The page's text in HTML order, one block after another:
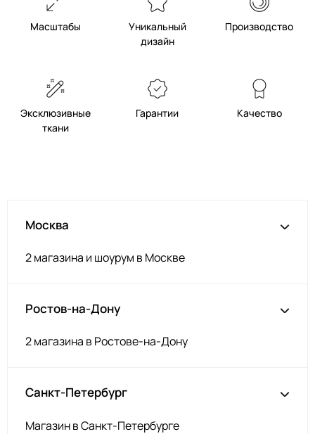
Масштабы
Уникальный
дизайн
Производство
Эксклюзивные
ткани
Гарантии Качество
Москва
2 магазина и шоурум в Москве
Ростов-на-Дону
2 магазина в Ростове-на-Дону
Санкт-Петербург
Магазин в Санкт-Петербурге